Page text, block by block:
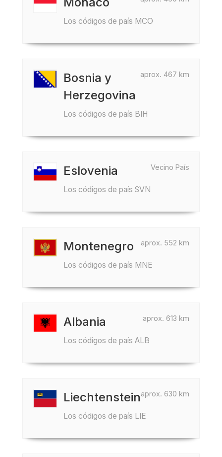
Los códigos de país MCO
aprox. 467 km
Bosnia y
Herzegovina
Los códigos de país BIH
Vecino País
Eslovenia
Los códigos de país SVN
aprox. 552 km
Montenegro
Los códigos de país MNE
aprox. 613 km
Albania
Los códigos de país ALB
aprox. 630 km
Liechtenstein
Los códigos de país LIE